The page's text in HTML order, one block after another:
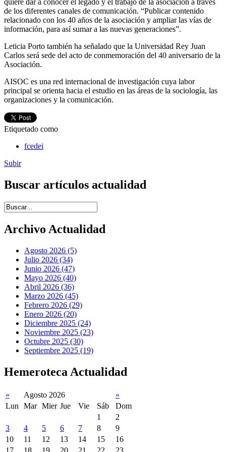
quiere dar a conocer el legado y el trabajo de la asociación a través
de los diferentes canales de comunicación. “Publicar contenido
relacionado con los 40 años de la asociación y ampliar las vías de
información, para así sumar a las nuevas generaciones”.
Leticia Porto también ha señalado que la Universidad Rey Juan
Carlos será sede del acto de conmemoración del 40 aniversario de la
Asociación.
AISOC es una red internacional de investigación cuya labor
principal se orienta hacia el estudio en las áreas de la sociología, las
organizaciones y la comunicación.
Etiquetado como
fcedei
Subir
Buscar artículos actualidad
Introduce términos de búsqueda
Archivo Actualidad
Agosto 2026 (5)
Julio 2026 (34)
Junio 2026 (47)
Mayo 2026 (40)
Abril 2026 (36)
Marzo 2026 (45)
Febrero 2026 (29)
Enero 2026 (20)
Diciembre 2025 (24)
Noviembre 2025 (23)
Octubre 2025 (30)
Septiembre 2025 (19)
Hemeroteca Actualidad
« Agosto 2026
»
Lun
Mar Mier Jue Vie Sáb
Dom
1
2
3
4 5 6 7 8
9
10
11 12 13 14 15
16
17
18 19 20 21 22 23